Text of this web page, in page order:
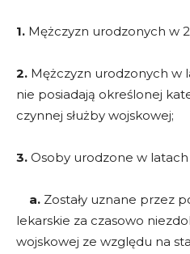
1. Mężczyzn urodzonych w
2. Mężczyzn urodzonych w
nie posiadają określonej
czynnej służby wojskowej;
3. Osoby urodzone w
a. Zostały uznane przez
lekarskie za czasowo
wojskowej ze względu na